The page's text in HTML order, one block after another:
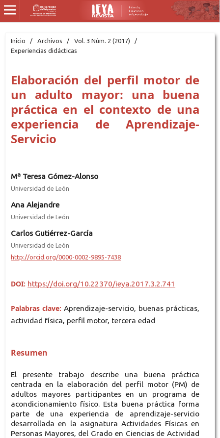
Inicio / Archivos / Vol. 3 Núm. 2 (2017)
/
Experiencias didácticas
Elaboración del perfil motor de
un adulto mayor: una buena
práctica en el contexto de una
experiencia de Aprendizaje-
Servicio
Mª Teresa Gómez-Alonso
Universidad de León
Ana Alejandre
Universidad de León
Carlos Gutiérrez-García
Universidad de León
http://orcid.org/0000-0002-9895-7438
DOI: https://doi.org/10.22370/ieya.2017.3.2.741
Palabras clave: Aprendizaje-servicio, buenas prácticas,
actividad física, perfil motor, tercera edad
Resumen
El presente trabajo describe una buena práctica
centrada en la elaboración del perfil motor (PM) de
adultos mayores participantes en un programa de
acondicionamiento físico. Esta buena práctica forma
parte de una experiencia de aprendizaje-servicio
desarrollada en la asignatura Actividades Físicas en
Personas Mayores, del Grado en Ciencias de Actividad